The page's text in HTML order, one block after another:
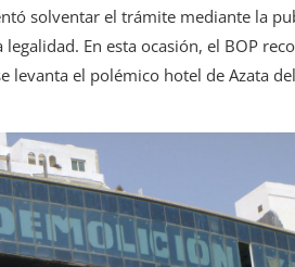
solventar el trámite mediante la
En esta ocasión, el BOP
el polémico hotel de Azata